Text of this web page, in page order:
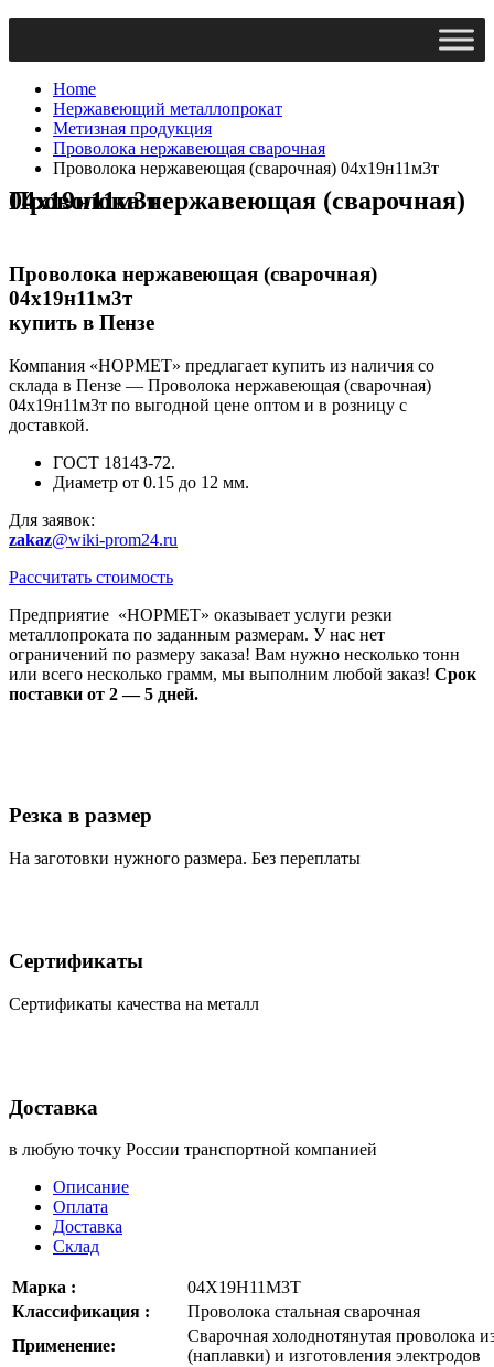
Home
Нержавеющий металлопрокат
Метизная продукция
Проволока нержавеющая сварочная
Проволока нержавеющая (сварочная) 04х19н11м3т
Проволока нержавеющая (сварочная) 04х19н11м3т
Проволока нержавеющая (сварочная)
04х19н11м3т
купить в Пензе
Компания «НОРМЕТ» предлагает купить из наличия со
склада в Пензе — Проволока нержавеющая (сварочная)
04х19н11м3т по выгодной цене оптом и в розницу с
доставкой.
ГОСТ 18143-72.
Диаметр от 0.15 до 12 мм.
Для заявок:
zakaz@wiki-prom24.ru
Рассчитать стоимость
Предприятие «НОРМЕТ» оказывает услуги резки
металлопроката по заданным размерам. У нас нет
ограничений по размеру заказа! Вам нужно несколько тонн
или всего несколько грамм, мы выполним любой заказ! Срок
поставки от 2 — 5 дней.
Резка в размер
На заготовки нужного размера. Без переплаты
Сертификаты
Сертификаты качества на металл
Доставка
в любую точку России транспортной компанией
Описание
Оплата
Доставка
Склад
Марка :
04Х19Н11М3Т
Классификация :
Проволока стальная сварочная
Применение:
Сварочная холоднотянутая проволока
(наплавки) и изготовления электродов